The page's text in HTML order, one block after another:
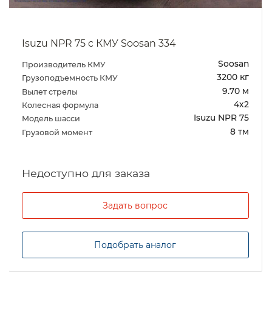
Isuzu NPR 75 c КМУ Soosan 334
Производитель КМУ Soosan
Грузоподъемность КМУ 3200 кг
Вылет стрелы 9.70 м
Колесная формула 4х2
Модель шасси Isuzu NPR 75
Грузовой момент 8 тм
Задать вопрос
Подобрать аналог